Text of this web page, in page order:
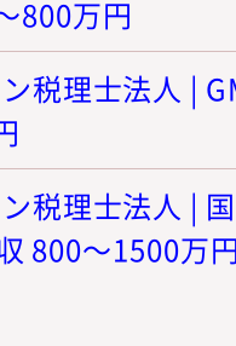
800万円
税理士法人 |
税理士法人 |
800～1500万